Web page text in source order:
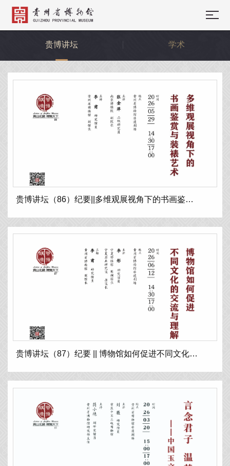
贵博讲坛 学术
贵博讲坛（86）纪要||多维观展视角下的书画鉴赏与装裱艺术
贵博讲坛（87）纪要 || 博物馆如何促进不同文化的交流与理解